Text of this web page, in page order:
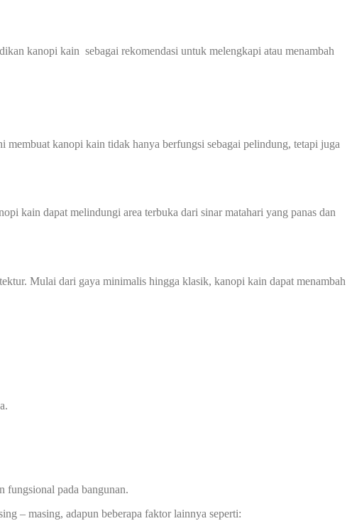
kanopi kain sebagai rekomendasi untuk melengkapi atau menambah
membuat kanopi kain tidak hanya berfungsi sebagai pelindung, tetapi juga
kain dapat melindungi area terbuka dari sinar matahari yang panas dan
Mulai dari gaya minimalis hingga klasik, kanopi kain dapat menambah
fungsional pada bangunan.
– masing, adapun beberapa faktor lainnya seperti: